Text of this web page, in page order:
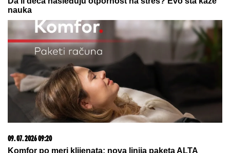
09. 08. 2026 14:58
Zovu ih srpski "mali Karibi" - mestašce je kao sa
razglednice